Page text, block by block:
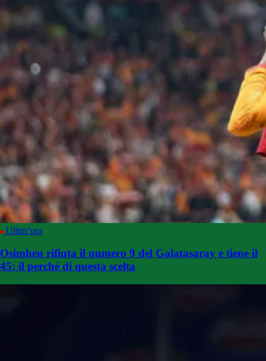
Ultim’ora
Osimhen rifiuta il numero 9 del Galatasaray e tiene il
45: il perché di questa scelta